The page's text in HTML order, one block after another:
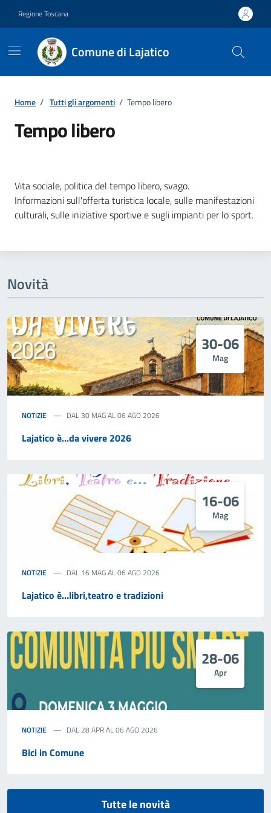
Regione Toscana
Comune di Lajatico
Home / Tutti gli argomenti / Tempo libero
Tempo libero
Vita sociale, politica del tempo libero, svago.
Informazioni sull'offerta turistica locale, sulle manifestazioni
culturali, sulle iniziative sportive e sugli impianti per lo sport.
Novità
30-06
Mag
NOTIZIE DAL 30 MAG AL 06 AGO 2026
Lajatico è...da vivere 2026
16-06
Mag
NOTIZIE DAL 16 MAG AL 06 AGO 2026
Lajatico è...libri,teatro e tradizioni
28-06
Apr
NOTIZIE DAL 28 APR AL 06 AGO 2026
Bici in Comune
Tutte le novità